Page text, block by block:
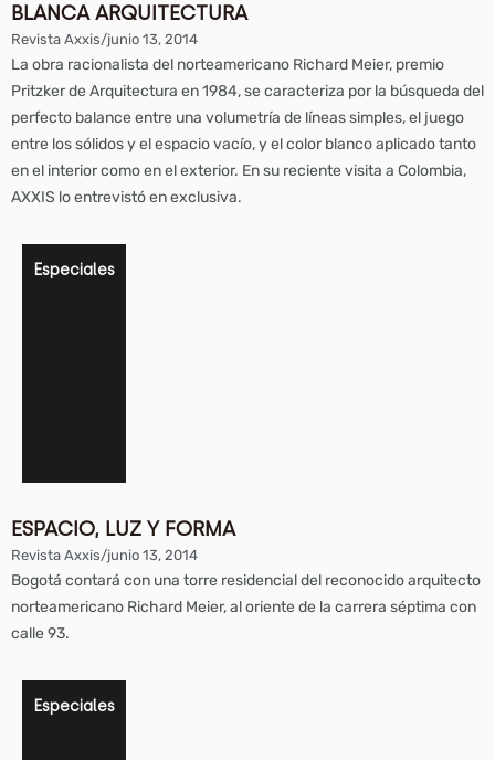
BLANCA ARQUITECTURA
Revista Axxis/junio 13, 2014
La obra racionalista del norteamericano Richard Meier, premio
Pritzker de Arquitectura en 1984, se caracteriza por la búsqueda del
perfecto balance entre una volumetría de líneas simples, el juego
entre los sólidos y el espacio vacío, y el color blanco aplicado tanto
en el interior como en el exterior. En su reciente visita a Colombia,
AXXIS lo entrevistó en exclusiva.
Especiales
ESPACIO, LUZ Y FORMA
Revista Axxis/junio 13, 2014
Bogotá contará con una torre residencial del reconocido arquitecto
norteamericano Richard Meier, al oriente de la carrera séptima con
calle 93.
Especiales